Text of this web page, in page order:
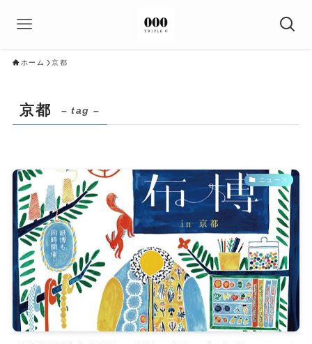
ホーム 京都
京都 – tag –
ニュース